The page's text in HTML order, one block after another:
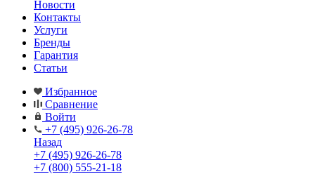
Новости
Контакты
Услуги
Бренды
Гарантия
Статьи
Избранное
Сравнение
Войти
+7 (495) 926-26-78
Назад
+7 (495) 926-26-78
+7 (800) 555-21-18